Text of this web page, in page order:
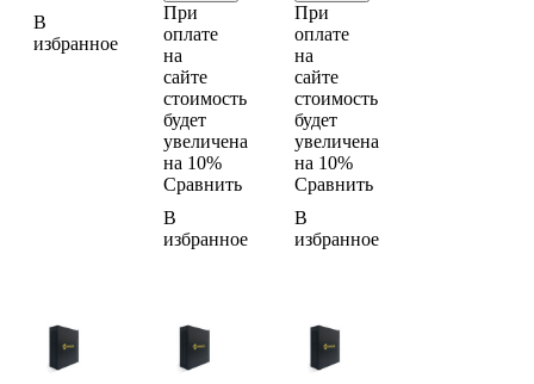
В
избранное
При
оплате
на
сайте
стоимость
будет
увеличена
на 10%
Сравнить
В
избранное
При
оплате
на
сайте
стоимость
будет
увеличена
на 10%
Сравнить
В
избранное